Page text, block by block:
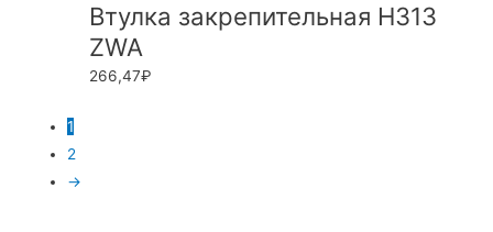
Втулка закрепительная H313
ZWA
266,47₽
1
2
→